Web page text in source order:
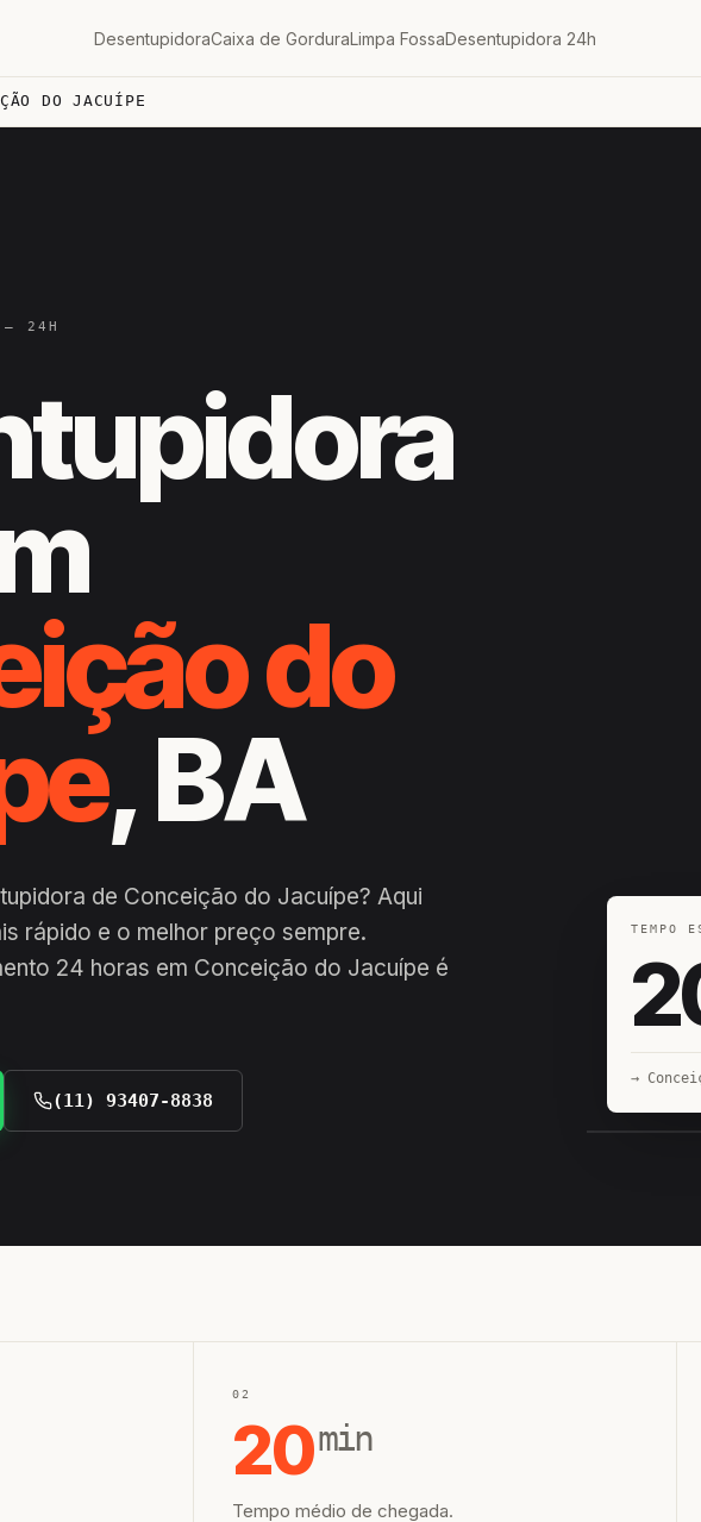
DesentupidoraCaixa de GorduraLimpa FossaDesentupidora 24h
DO JACUÍPE
— 24H
do
, BA
de Conceição do Jacuípe? Aqui
rápido e o melhor preço sempre.
24 horas em Conceição do Jacuípe é
(11) 93407-8838
TEMPO
→
02
20min
Tempo médio de chegada.